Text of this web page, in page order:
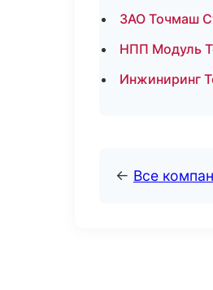
ЗАО Точмаш
НПП Модуль
Инжиниринг
← Все